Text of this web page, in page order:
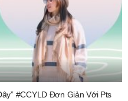
#CCYLD Đơn Giản Với Pts